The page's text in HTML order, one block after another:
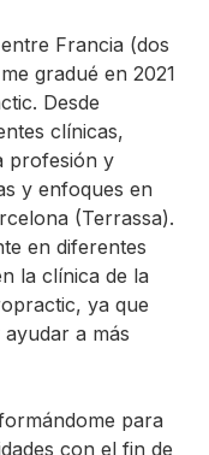
Francia (dos
gradué en 2021
Desde
clínicas,
profesión y
y enfoques en
(Terrassa).
en diferentes
la clínica de la
ya que
a más
para
con el fin de